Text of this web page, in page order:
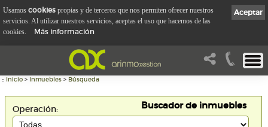
:: Inicio > Inmuebles > Búsqueda
Buscador de inmuebles
Operación:
Aceptar
Usamos cookies propias y de terceros que nos permiten ofrecer nuestros
servicios. Al utilizar nuestros servicios, aceptas el uso que hacemos de las
cookies.
Más información